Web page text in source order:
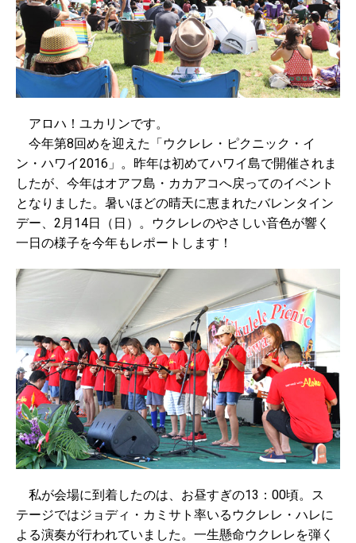
アロハ！ユカリンです。
今年第8回めを迎えた「ウクレレ・ピクニック・イ
ン・ハワイ2016」。昨年は初めてハワイ島で開催されま
したが、今年はオアフ島・カカアコへ戻ってのイベント
となりました。暑いほどの晴天に恵まれたバレンタイン
デー、2月14日（日）。ウクレレのやさしい音色が響く
一日の様子を今年もレポートします！
私が会場に到着したのは、お昼すぎの13：00頃。ス
テージではジョディ・カミサト率いるウクレレ・ハレに
よる演奏が行われていました。一生懸命ウクレレを弾く